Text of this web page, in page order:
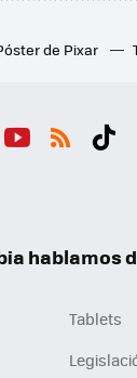
de Pixar
hablamos
Tablets